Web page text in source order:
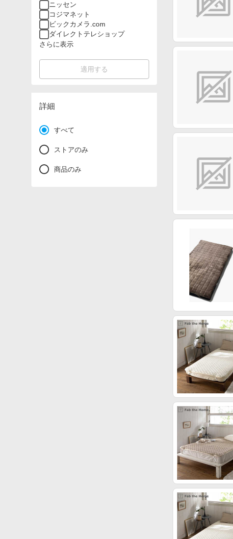
ニッセン
コジマネット
ビックカメラ.com
ダイレクトテレショップ
さらに表示
適用する
詳細
すべて
ストアのみ
商品のみ